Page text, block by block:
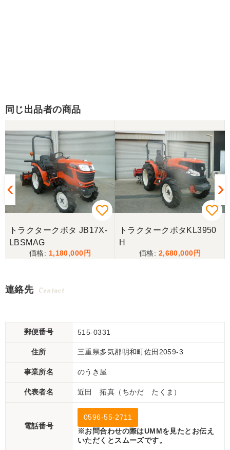
同じ出品者の商品
トラクタークボタ JB17X-
LBSMAG
1,180,000
トラクタークボタKL3950
H
2,680,000
連絡先 Contact
郵便番号 515-0331
住所 三重県多気郡明和町佐田2059-3
事業所名 のうき屋
代表者名 近田 拓真（ちかだ たくま）
電話番号
0596-55-2711
※お問合わせの際はUMMを見たとお伝え
いただくとスムーズです。